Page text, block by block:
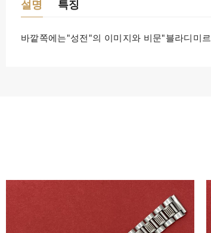
설명 특징
바깥쪽에는"성전"의 이미지와 비문"블라디미